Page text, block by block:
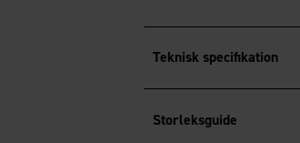
Teknisk specifikation
Storleksguide